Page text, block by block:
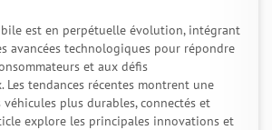
est en perpétuelle évolution, intégrant
avancées technologiques pour répondre
et aux défis
Les tendances récentes montrent une
plus durables, connectés et
explore les principales innovations et